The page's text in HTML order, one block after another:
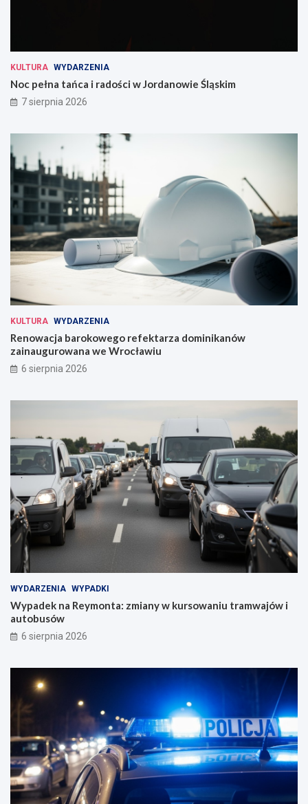
KULTURA WYDARZENIA
Noc pełna tańca i radości w Jordanowie Śląskim
7 sierpnia 2026
KULTURA WYDARZENIA
Renowacja barokowego refektarza dominikanów
zainaugurowana we Wrocławiu
6 sierpnia 2026
WYDARZENIA WYPADKI
Wypadek na Reymonta: zmiany w kursowaniu tramwajów i
autobusów
6 sierpnia 2026